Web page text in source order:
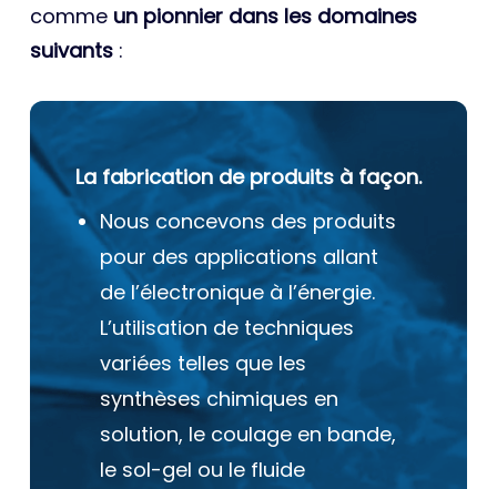
comme un pionnier dans les domaines
suivants :
La fabrication de produits à façon.
Nous concevons des produits
pour des applications allant
de l’électronique à l’énergie.
L’utilisation de techniques
variées telles que les
synthèses chimiques en
solution, le coulage en bande,
le sol-gel ou le fluide